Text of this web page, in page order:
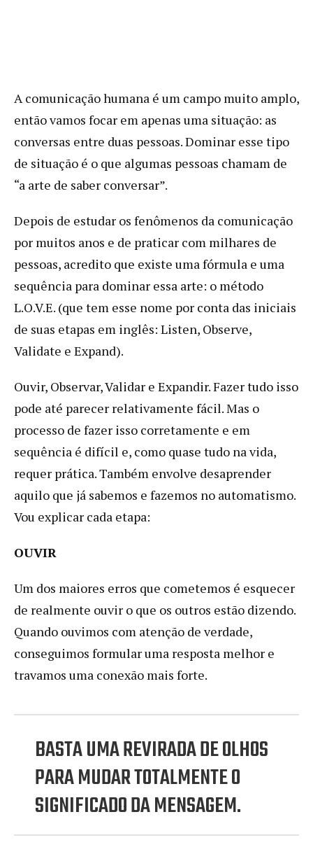
A comunicação humana é um campo muito amplo,
então vamos focar em apenas uma situação: as
conversas entre duas pessoas. Dominar esse tipo
de situação é o que algumas pessoas chamam de
“a arte de saber conversar”.
Depois de estudar os fenômenos da comunicação
por muitos anos e de praticar com milhares de
pessoas, acredito que existe uma fórmula e uma
sequência para dominar essa arte: o método
L.O.V.E. (que tem esse nome por conta das iniciais
de suas etapas em inglês: Listen, Observe,
Validate e Expand).
Ouvir, Observar, Validar e Expandir. Fazer tudo isso
pode até parecer relativamente fácil. Mas o
processo de fazer isso corretamente e em
sequência é difícil e, como quase tudo na vida,
requer prática. Também envolve desaprender
aquilo que já sabemos e fazemos no automatismo.
Vou explicar cada etapa:
OUVIR
Um dos maiores erros que cometemos é esquecer
de realmente ouvir o que os outros estão dizendo.
Quando ouvimos com atenção de verdade,
conseguimos formular uma resposta melhor e
travamos uma conexão mais forte.
BASTA UMA REVIRADA DE OLHOS
PARA MUDAR TOTALMENTE O
SIGNIFICADO DA MENSAGEM.